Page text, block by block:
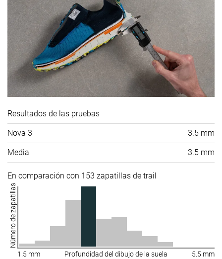
Resultados de las pruebas
Nova 3 3.5 mm
Media 3.5 mm
En comparación con 153 zapatillas de trail
Número de zapatillas
1.5 mm Profundidad del dibujo de la suela 5.5 mm